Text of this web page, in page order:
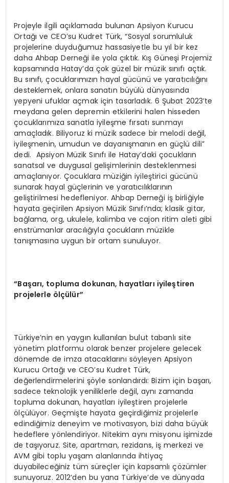
Projeyle ilgili açıklamada bulunan Apsiyon Kurucu
Ortağı ve CEO’su Kudret Türk, “Sosyal sorumluluk
projelerine duyduğumuz hassasiyetle bu yıl bir kez
daha Ahbap Derneği ile yola çıktık. Kış Güneşi Projemiz
kapsamında Hatay’da çok güzel bir müzik sınıfı açtık.
Bu sınıfı, çocuklarımızın hayal gücünü ve yaratıcılığını
desteklemek, onlara sanatın büyülü dünyasında
yepyeni ufuklar açmak için tasarladık. 6 Şubat 2023’te
meydana gelen depremin etkilerini halen hisseden
çocuklarımıza sanatla iyileşme fırsatı sunmayı
amaçladık. Biliyoruz ki müzik sadece bir melodi değil,
iyileşmenin, umudun ve dayanışmanın en güçlü dili”
dedi. Apsiyon Müzik Sınıfı ile Hatay’daki çocukların
sanatsal ve duygusal gelişimlerinin desteklenmesi
amaçlanıyor. Çocuklara müziğin iyileştirici gücünü
sunarak hayal güçlerinin ve yaratıcılıklarının
geliştirilmesi hedefleniyor. Ahbap Derneği iş birliğiyle
hayata geçirilen Apsiyon Müzik Sınıfı’nda; klasik gitar,
bağlama, org, ukulele, kalimba ve cajon ritim aleti gibi
enstrümanlar aracılığıyla çocukların müzikle
tanışmasına uygun bir ortam sunuluyor.
“Başarı, topluma dokunan, hayatları iyileştiren
projelerle ölçülür”
Türkiye’nin en yaygın kullanılan bulut tabanlı site
yönetim platformu olarak benzer projelere gelecek
dönemde de imza atacaklarını söyleyen Apsiyon
Kurucu Ortağı ve CEO’su Kudret Türk,
değerlendirmelerini şöyle sonlandırdı: Bizim için başarı,
sadece teknolojik yeniliklerle değil, aynı zamanda
topluma dokunan, hayatları iyileştiren projelerle
ölçülüyor. Geçmişte hayata geçirdiğimiz projelerle
edindiğimiz deneyim ve motivasyon, bizi daha büyük
hedeflere yönlendiriyor. Nitekim aynı misyonu işimizde
de taşıyoruz. Site, apartman, rezidans, iş merkezi ve
AVM gibi toplu yaşam alanlarında ihtiyaç
duyabileceğiniz tüm süreçler için kapsamlı çözümler
sunuyoruz. 2012’den bu yana Türkiye’de ve dünyada